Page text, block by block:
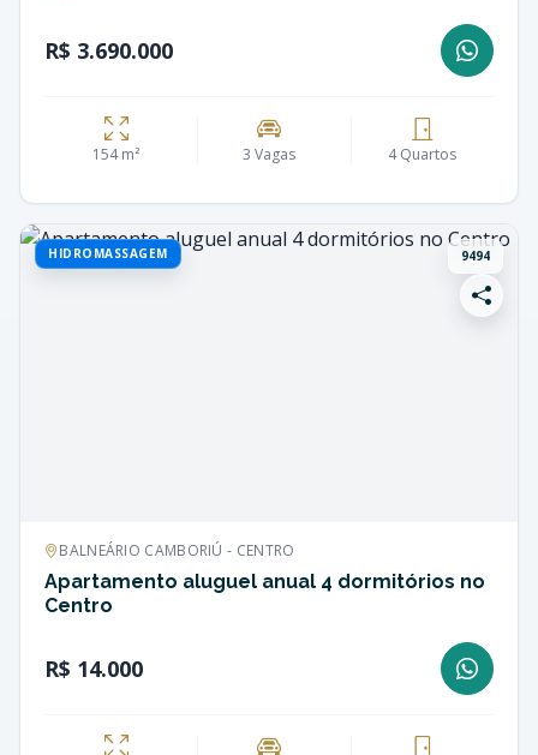
R$ 3.690.000
154 m² 3 Vagas 4 Quartos
HIDROMASSAGEM 9494
BALNEÁRIO CAMBORIÚ - CENTRO
Apartamento aluguel anual 4 dormitórios no
Centro
R$ 14.000